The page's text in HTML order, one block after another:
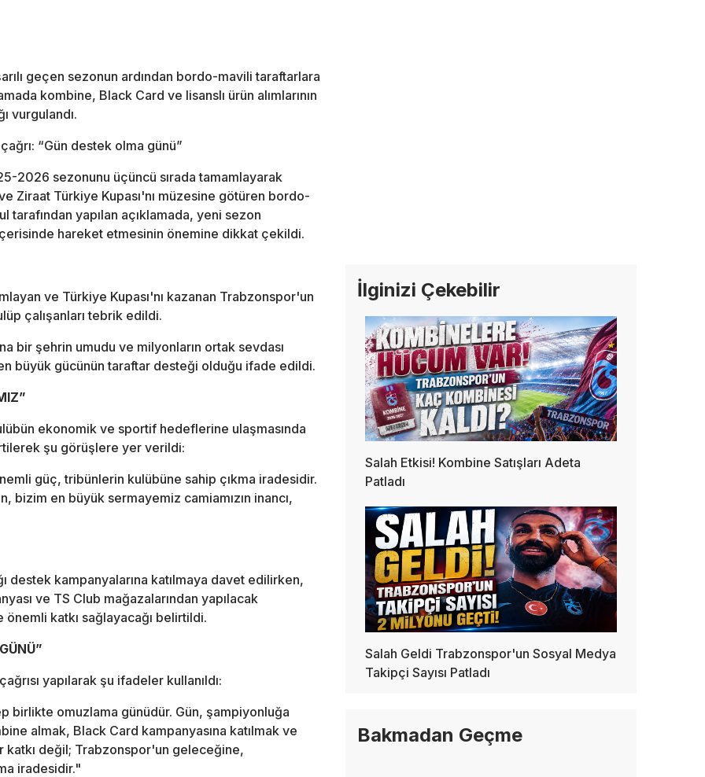
geçen sezonun ardından bordo-mavili taraftarlara
kombine, Black Card ve lisanslı ürün alımlarının
vurgulandı.
“Gün destek olma günü”
2026 sezonunu üçüncü sırada tamamlayarak
Ziraat Türkiye Kupası'nı müzesine götüren bordo-
tarafından yapılan açıklamada, yeni sezon
hareket etmesinin önemine dikkat çekildi.
ve Türkiye Kupası'nı kazanan Trabzonspor'un
çalışanları tebrik edildi.
bir şehrin umudu ve milyonların ortak sevdası
büyük gücünün taraftar desteği olduğu ifade edildi.
ekonomik ve sportif hedeflerine ulaşmasında
şu görüşlere yer verildi:
güç, tribünlerin kulübüne sahip çıkma iradesidir.
en büyük sermayemiz camiamızın inancı,
destek kampanyalarına katılmaya davet edilirken,
ve TS Club mağazalarından yapılacak
katkı sağlayacağı belirtildi.
yapılarak şu ifadeler kullanıldı:
birlikte omuzlama günüdür. Gün, şampiyonluğa
almak, Black Card kampanyasına katılmak ve
katkı değil; Trabzonspor'un geleceğine,
iradesidir."
İlginizi Çekebilir
Salah Etkisi! Kombine Satışları Adeta
Patladı
Salah Geldi Trabzonspor'un Sosyal Medya
Takipçi Sayısı Patladı
Bakmadan Geçme